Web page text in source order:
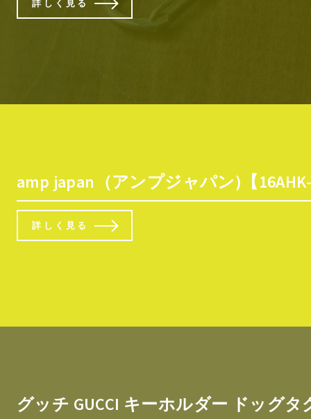
詳しく見る
amp japan（アンプジャパン)【
詳しく見る
グッチ GUCCI キーホルダー ドッグ